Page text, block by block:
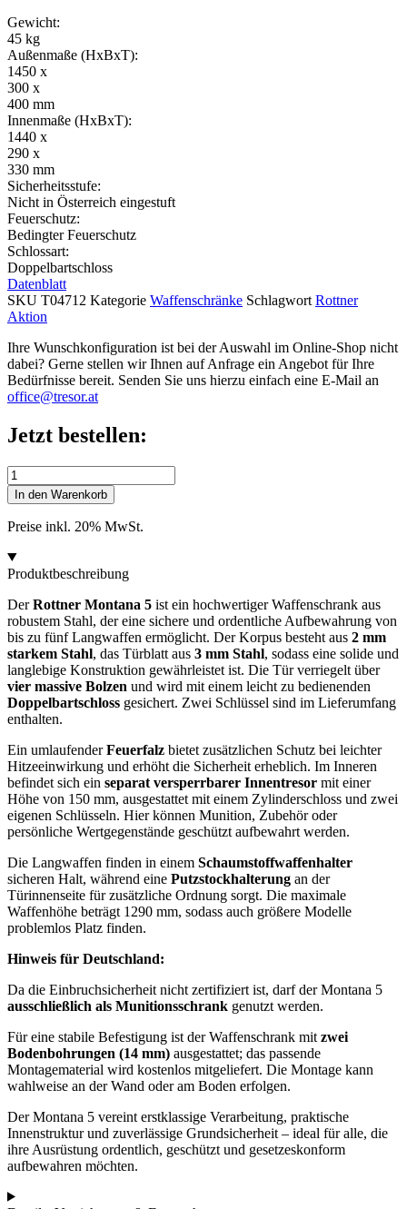
Gewicht:
45 kg
Außenmaße (HxBxT):
1450 x
300 x
400 mm
Innenmaße (HxBxT):
1440 x
290 x
330 mm
Sicherheitsstufe:
Nicht in Österreich eingestuft
Feuerschutz:
Bedingter Feuerschutz
Schlossart:
Doppelbartschloss
Datenblatt
SKU T04712 Kategorie Waffenschränke Schlagwort Rottner
Aktion
Ihre Wunschkonfiguration ist bei der Auswahl im Online-Shop nicht
dabei? Gerne stellen wir Ihnen auf Anfrage ein Angebot für Ihre
Bedürfnisse bereit. Senden Sie uns hierzu einfach eine E-Mail an
office@tresor.at
Jetzt bestellen:
Rottner
Waffenschrank
Montana
5
In den Warenkorb
Preise inkl. 20% MwSt.
Produktbeschreibung
DerRottner Montana 5 ist ein hochwertiger Waffenschrank aus
robustem Stahl, der eine sichere und ordentliche Aufbewahrung von
bis zu fünf Langwaffen ermöglicht. Der Korpus besteht aus 2 mm
starkem Stahl, das Türblatt aus 3 mm Stahl, sodass eine solide und
langlebige Konstruktion gewährleistet ist. Die Tür verriegelt über
vier massive Bolzen und wird mit einem leicht zu bedienenden
Doppelbartschloss gesichert. Zwei Schlüssel sind im Lieferumfang
enthalten.
Ein umlaufenderFeuerfalz bietet zusätzlichen Schutz bei leichter
Hitzeeinwirkung und erhöht die Sicherheit erheblich. Im Inneren
befindet sich ein separat versperrbarer Innentresor mit einer
Höhe von 150 mm, ausgestattet mit einem Zylinderschloss und zwei
eigenen Schlüsseln. Hier können Munition, Zubehör oder
persönliche Wertgegenstände geschützt aufbewahrt werden.
Die Langwaffen finden in einem Schaumstoffwaffenhalter
sicheren Halt, während eine Putzstockhalterung an der
Türinnenseite für zusätzliche Ordnung sorgt. Die maximale
Waffenhöhe beträgt 1290 mm, sodass auch größere Modelle
problemlos Platz finden.
Hinweis für Deutschland:
Da die Einbruchsicherheit nicht zertifiziert ist, darf der Montana 5
ausschließlich als Munitionsschrank genutzt werden.
Für eine stabile Befestigung ist der Waffenschrank mit zwei
Bodenbohrungen (14 mm) ausgestattet; das passende
Montagematerial wird kostenlos mitgeliefert. Die Montage kann
wahlweise an der Wand oder am Boden erfolgen.
Der Montana 5 vereint erstklassige Verarbeitung, praktische
Innenstruktur und zuverlässige Grundsicherheit – ideal für alle, die
ihre Ausrüstung ordentlich, geschützt und gesetzeskonform
aufbewahren möchten.